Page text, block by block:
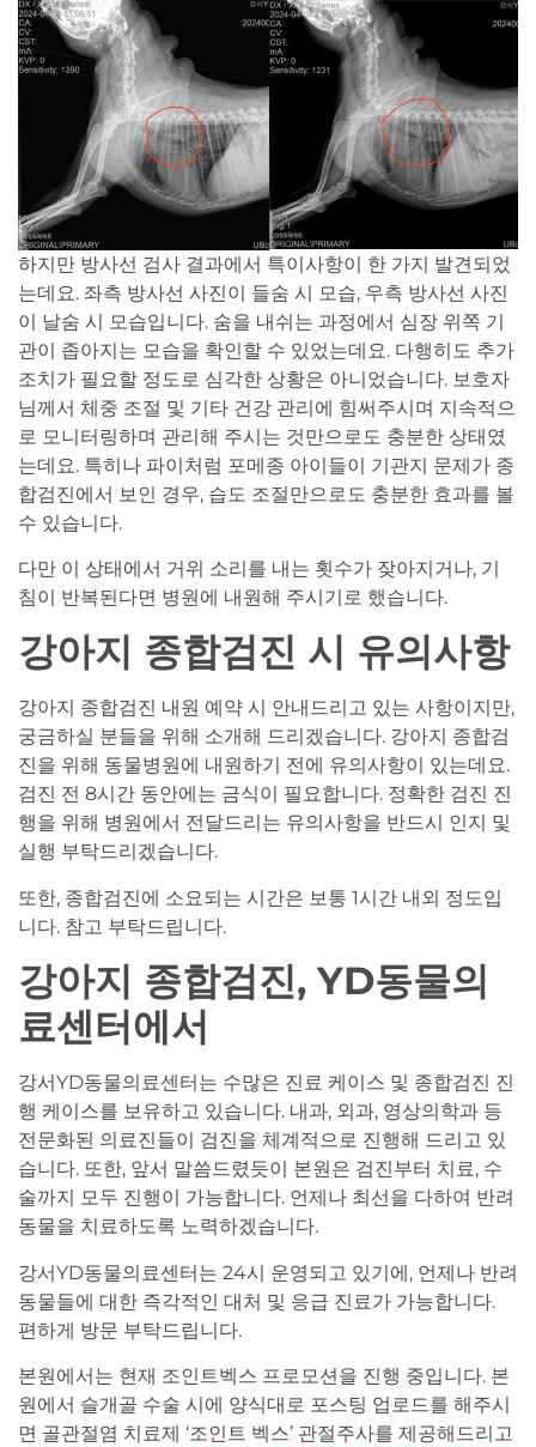
하지만 방사선 검사 결과에서 특이사항이 한 가지 발견되었
는데요. 좌측 방사선 사진이 들숨 시 모습, 우측 방사선 사진
이 날숨 시 모습입니다. 숨을 내쉬는 과정에서 심장 위쪽 기
관이 좁아지는 모습을 확인할 수 있었는데요. 다행히도 추가
조치가 필요할 정도로 심각한 상황은 아니었습니다. 보호자
님께서 체중 조절 및 기타 건강 관리에 힘써주시며 지속적으
로 모니터링하며 관리해 주시는 것만으로도 충분한 상태였
는데요. 특히나 파이처럼 포메종 아이들이 기관지 문제가 종
합검진에서 보인 경우, 습도 조절만으로도 충분한 효과를 볼
수 있습니다.
다만 이 상태에서 거위 소리를 내는 횟수가 잦아지거나, 기
침이 반복된다면 병원에 내원해 주시기로 했습니다.
강아지 종합검진 시 유의사항
강아지 종합검진 내원 예약 시 안내드리고 있는 사항이지만,
궁금하실 분들을 위해 소개해 드리겠습니다. 강아지 종합검
진을 위해 동물병원에 내원하기 전에 유의사항이 있는데요.
검진 전 8시간 동안에는 금식이 필요합니다. 정확한 검진 진
행을 위해 병원에서 전달드리는 유의사항을 반드시 인지 및
실행 부탁드리겠습니다.
또한, 종합검진에 소요되는 시간은 보통 1시간 내외 정도입
니다. 참고 부탁드립니다.
강아지 종합검진, YD동물의
료센터에서
강서YD동물의료센터는 수많은 진료 케이스 및 종합검진 진
행 케이스를 보유하고 있습니다. 내과, 외과, 영상의학과 등
전문화된 의료진들이 검진을 체계적으로 진행해 드리고 있
습니다. 또한, 앞서 말씀드렸듯이 본원은 검진부터 치료, 수
술까지 모두 진행이 가능합니다. 언제나 최선을 다하여 반려
동물을 치료하도록 노력하겠습니다.
강서YD동물의료센터는 24시 운영되고 있기에, 언제나 반려
동물들에 대한 즉각적인 대처 및 응급 진료가 가능합니다.
편하게 방문 부탁드립니다.
본원에서는 현재 조인트벡스 프로모션을 진행 중입니다. 본
원에서 슬개골 수술 시에 양식대로 포스팅 업로드를 해주시
면 골관절염 치료제 ‘조인트 벡스’ 관절주사를 제공해드리고